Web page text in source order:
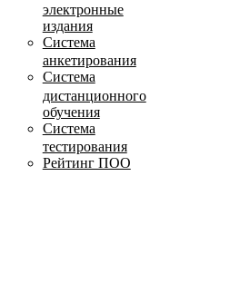
электронные
издания
Система
анкетирования
Система
дистанционного
обучения
Система
тестирования
Рейтинг ПОО